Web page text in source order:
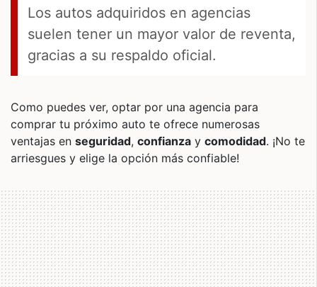
Los autos adquiridos en agencias
suelen tener un mayor valor de reventa,
gracias a su respaldo oficial.
Como puedes ver, optar por una agencia para
comprar tu próximo auto te ofrece numerosas
ventajas en seguridad, confianza y comodidad. ¡No te
arriesgues y elige la opción más confiable!